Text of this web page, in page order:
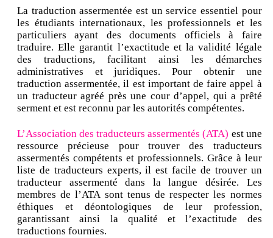
La traduction assermentée est un service essentiel pour
les étudiants internationaux, les professionnels et les
particuliers ayant des documents officiels à faire
traduire. Elle garantit l’exactitude et la validité légale
des traductions, facilitant ainsi les démarches
administratives et juridiques. Pour obtenir une
traduction assermentée, il est important de faire appel à
un traducteur agréé près une cour d’appel, qui a prêté
serment et est reconnu par les autorités compétentes.
L’Association des traducteurs assermentés (ATA) est une
ressource précieuse pour trouver des traducteurs
assermentés compétents et professionnels. Grâce à leur
liste de traducteurs experts, il est facile de trouver un
traducteur assermenté dans la langue désirée. Les
membres de l’ATA sont tenus de respecter les normes
éthiques et déontologiques de leur profession,
garantissant ainsi la qualité et l’exactitude des
traductions fournies.